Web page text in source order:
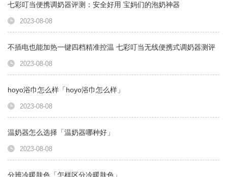
七彩叮当便携调奶器评测：安全好用 宝妈们的泡奶神器
2023-08-08
不插电也能加热一键四档精准控温 七彩叮当无线便携式调奶器测评
2023-08-08
hoyo浴巾怎么样「hoyo浴巾怎么样」
2023-08-08
温奶器怎么选择「温奶器哪种好」
2023-08-08
分辨冷暖肤色「怎样区分冷暖肤色」